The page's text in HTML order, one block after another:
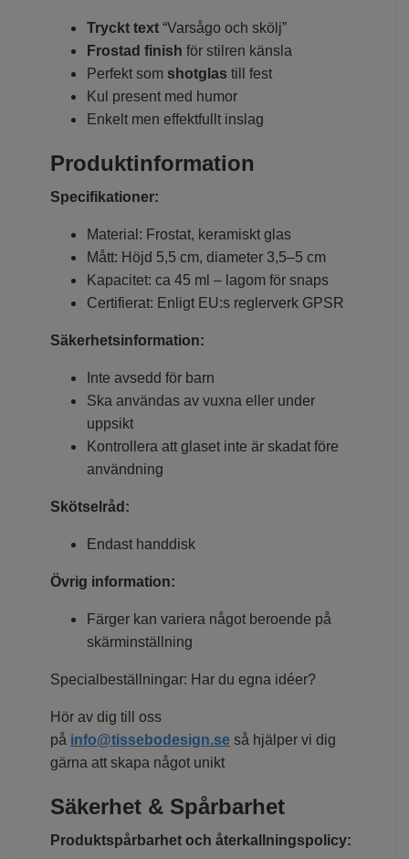
Tryckt text “Varsågo och skölj”
Frostad finish för stilren känsla
Perfekt som shotglas till fest
Kul present med humor
Enkelt men effektfullt inslag
Produktinformation
Specifikationer:
Material: Frostat, keramiskt glas
Mått: Höjd 5,5 cm, diameter 3,5–5 cm
Kapacitet: ca 45 ml – lagom för snaps
Certifierat: Enligt EU:s reglerverk GPSR
Säkerhetsinformation:
Inte avsedd för barn
Ska användas av vuxna eller under
uppsikt
Kontrollera att glaset inte är skadat före
användning
Skötselråd:
Endast handdisk
Övrig information:
Färger kan variera något beroende på
skärminställning
Specialbeställningar: Har du egna idéer?
Hör av dig till oss
på info@tissebodesign.se så hjälper vi dig
gärna att skapa något unikt
Säkerhet & Spårbarhet
Produktspårbarhet och återkallningspolicy: